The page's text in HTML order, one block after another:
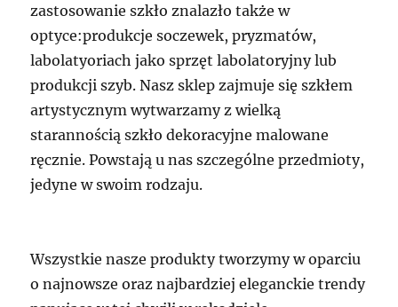
zastosowanie szkło znalazło także w
optyce:produkcje soczewek, pryzmatów,
labolatyoriach jako sprzęt labolatoryjny lub
produkcji szyb. Nasz sklep zajmuje się szkłem
artystycznym wytwarzamy z wielką
starannością szkło dekoracyjne malowane
ręcznie. Powstają u nas szczególne przedmioty,
jedyne w swoim rodzaju.
Wszystkie nasze produkty tworzymy w oparciu
o najnowsze oraz najbardziej eleganckie trendy